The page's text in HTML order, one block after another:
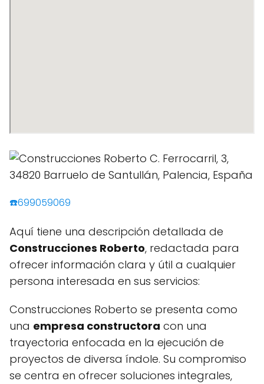
☎️699059069
Aquí tiene una descripción detallada de
Construcciones Roberto, redactada para
ofrecer información clara y útil a cualquier
persona interesada en sus servicios:
Construcciones Roberto se presenta como
una empresa constructora con una
trayectoria enfocada en la ejecución de
proyectos de diversa índole. Su compromiso
se centra en ofrecer soluciones integrales,